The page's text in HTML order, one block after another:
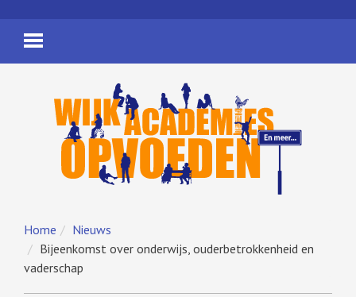
Home
Nieuws
Bijeenkomst over onderwijs, ouderbetrokkenheid en
vaderschap